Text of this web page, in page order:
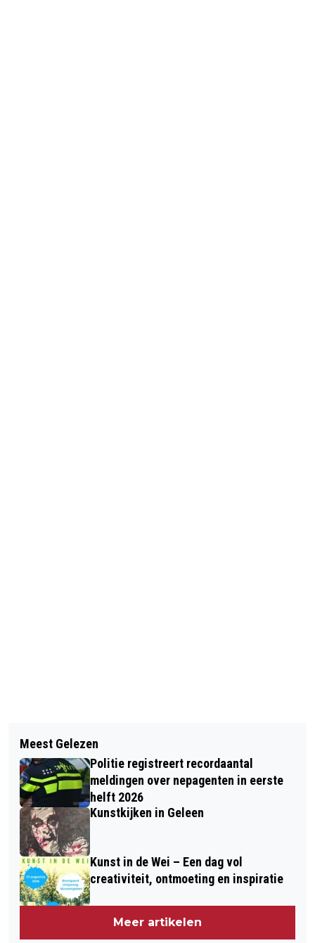
HELFT BELGISCHE INTERCITY'S VALT
MAANDAG UIT DOOR STAKING
VEH: TERUGVERDIENTIJD
ZONNEPANELEN STIJGT NAAR 20
JAAR
Meest Gelezen
Politie registreert recordaantal
meldingen over nepagenten in eerste
helft 2026
Kunstkijken in Geleen
Kunst in de Wei – Een dag vol
creativiteit, ontmoeting en inspiratie
Meer artikelen